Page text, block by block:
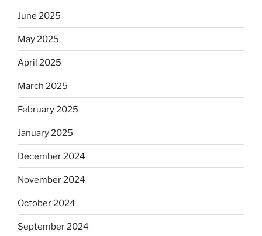
June 2025
May 2025
April 2025
March 2025
February 2025
January 2025
December 2024
November 2024
October 2024
September 2024